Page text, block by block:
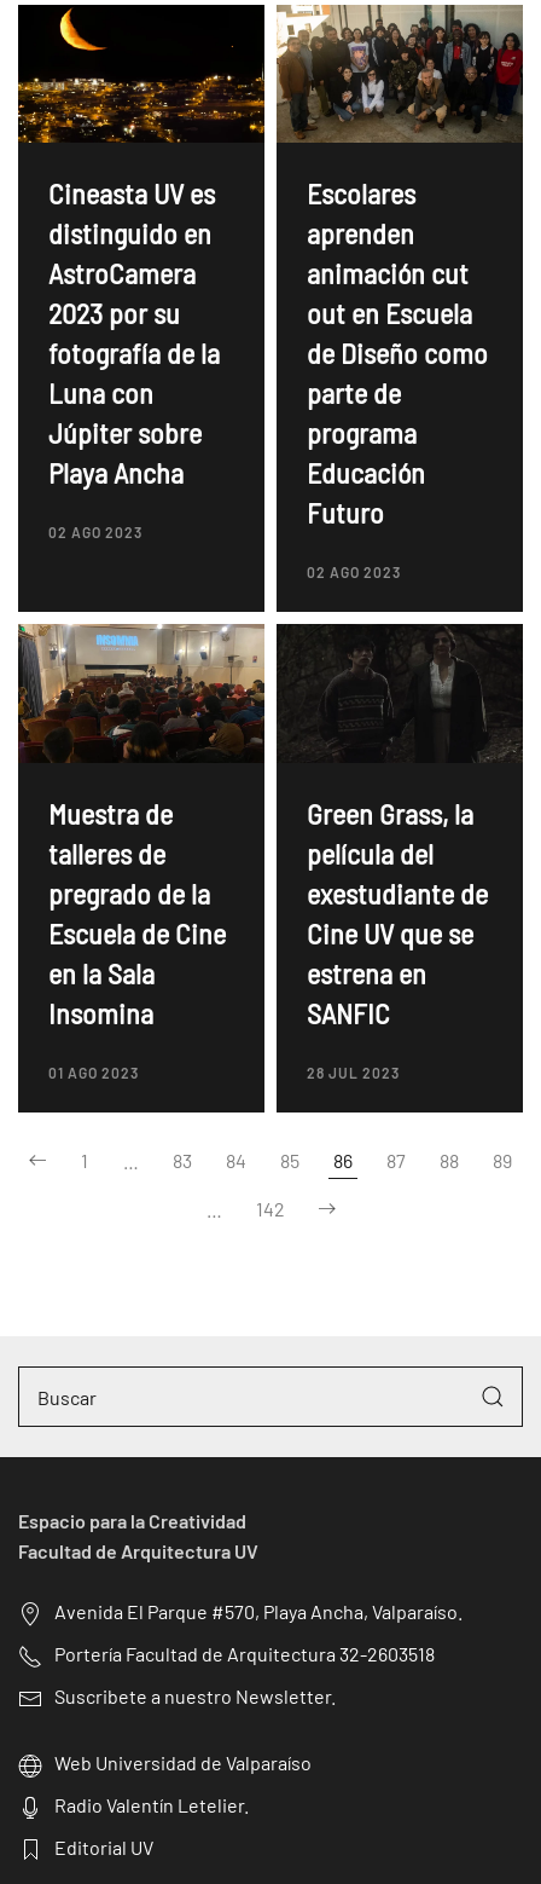
Cineasta UV es
distinguido en
AstroCamera
2023 por su
fotografía de la
Luna con
Júpiter sobre
Playa Ancha
02 AGO 2023
Escolares
aprenden
animación cut
out en Escuela
de Diseño como
parte de
programa
Educación
Futuro
02 AGO 2023
Muestra de
talleres de
pregrado de la
Escuela de Cine
en la Sala
Insomina
01 AGO 2023
Green Grass, la
película del
exestudiante de
Cine UV que se
estrena en
SANFIC
28 JUL 2023
1 83 84 85 86 87 88 89
142
Espacio para la Creatividad
Facultad de Arquitectura UV
Avenida El Parque #570, Playa Ancha, Valparaíso.
Portería Facultad de Arquitectura 32-2603518
Suscribete a nuestro Newsletter.
Web Universidad de Valparaíso
Radio Valentín Letelier.
Editorial UV